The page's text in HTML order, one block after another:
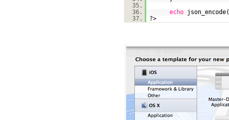
35.
36.
echo json_encode(
37.
?>